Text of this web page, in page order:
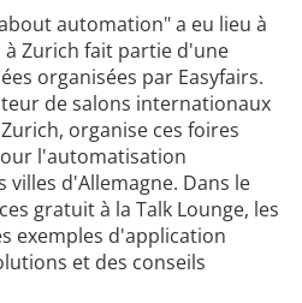
automation" a eu lieu à
à Zurich fait partie d'une
organisées par Easyfairs.
de salons internationaux
organise ces foires
l'automatisation
d'Allemagne. Dans le
gratuit à la Talk Lounge, les
exemples d'application
et des conseils